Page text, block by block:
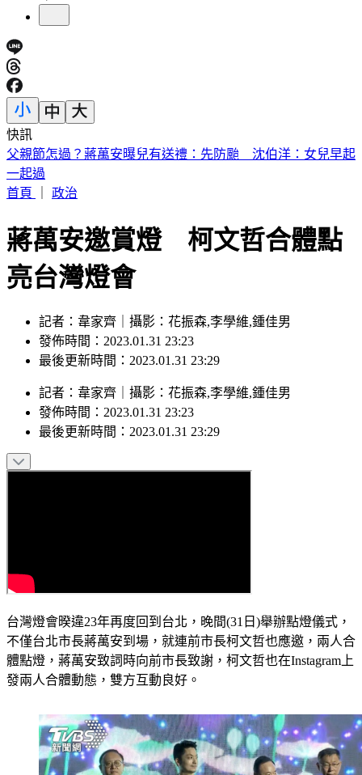
快訊
白海豚颱風發威！「10縣市豪雨特報」下到明天 2地紅色警
戒
首頁
政治
蔣萬安邀賞燈 柯文哲合體點
亮台灣燈會
記者：韋家齊｜攝影：花振森,李學維,鍾佳男
發佈時間：2023.01.31 23:23
最後更新時間：2023.01.31 23:29
記者 ： 韋家齊 攝影 ： 花振森,李學維,鍾佳男
發佈時間： 2023.01.31 23:23
最後更新時間： 2023.01.31 23:29
台灣燈會暌違23年再度回到台北，晚間(31日)舉辦點燈儀式，
不僅台北市長蔣萬安到場，就連前市長柯文哲也應邀，兩人合
體點燈，蔣萬安致詞時向前市長致謝，柯文哲也在Instagram上
發兩人合體動態，雙方互動良好。